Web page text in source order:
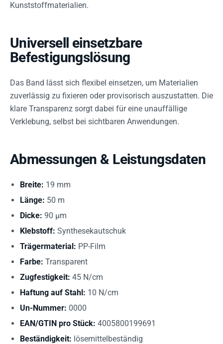
Kunststoffmaterialien.
Universell einsetzbare
Befestigungslösung
Das Band lässt sich flexibel einsetzen, um Materialien
zuverlässig zu fixieren oder provisorisch auszustatten. Die
klare Transparenz sorgt dabei für eine unauffällige
Verklebung, selbst bei sichtbaren Anwendungen.
Abmessungen & Leistungsdaten
Breite: 19 mm
Länge: 50 m
Dicke: 90 µm
Klebstoff: Synthesekautschuk
Trägermaterial: PP-Film
Farbe: Transparent
Zugfestigkeit: 45 N/cm
Haftung auf Stahl: 10 N/cm
Un-Nummer: 0000
EAN/GTIN pro Stück: 4005800199691
Beständigkeit: lösemittelbeständig